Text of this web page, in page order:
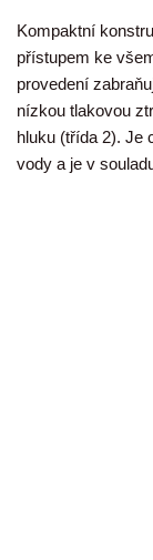
Kompaktní
přístupem ke
provedení
nízkou tlakovou
hluku (třída 2). Je
vody a je v